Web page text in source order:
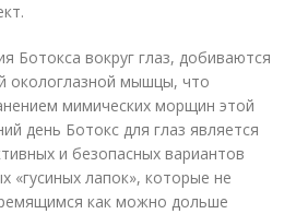
Ботокса вокруг глаз, добиваются
окологлазной мышцы, что
мимических морщин этой
день Ботокс для глаз является
и безопасных вариантов
«гусиных лапок», которые не
как можно дольше